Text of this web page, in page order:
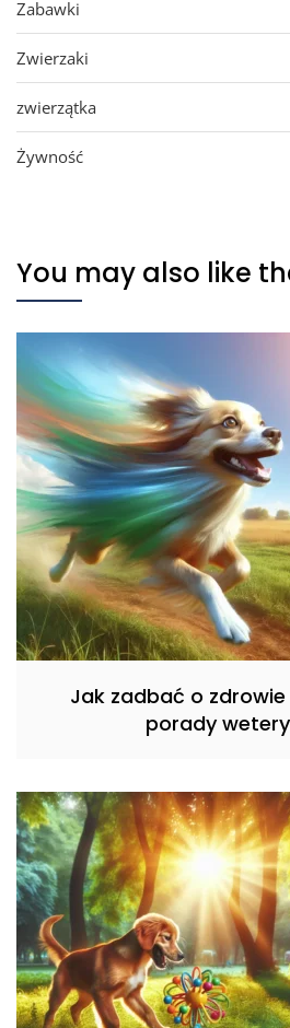
Zabawki
Zwierzaki
zwierzątka
Żywność
You may also like
Jak zadbać o
porady